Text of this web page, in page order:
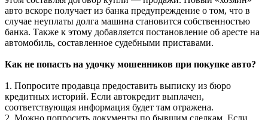
авто вскоре получает из банка предупреждение о том, что в
случае неуплаты долга машина становится собственностью
банка. Также к этому добавляется постановление об аресте на
автомобиль, составленное судебными приставами.
Как не попасть на удочку мошенников при покупке авто?
1. Попросите продавца предоставить выписку из бюро
кредитных историй. Если автокредит выплачен,
соответствующая информация будет там отражена.
2. Можно попросить документы по бывшим сделкам. Если